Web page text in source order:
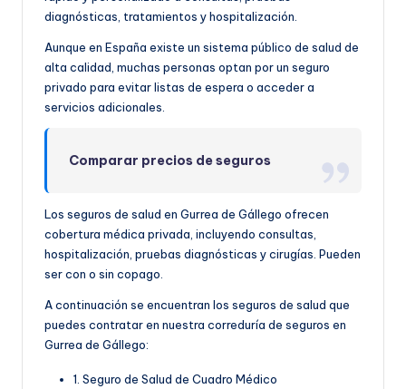
diagnósticas, tratamientos y hospitalización.
Aunque en España existe un sistema público de salud de
alta calidad, muchas personas optan por un seguro
privado para evitar listas de espera o acceder a
servicios adicionales.
Comparar precios de seguros
Los seguros de salud en Gurrea de Gállego ofrecen
cobertura médica privada, incluyendo consultas,
hospitalización, pruebas diagnósticas y cirugías. Pueden
ser con o sin copago.
A continuación se encuentran los seguros de salud que
puedes contratar en nuestra correduría de seguros en
Gurrea de Gállego:
1. Seguro de Salud de Cuadro Médico